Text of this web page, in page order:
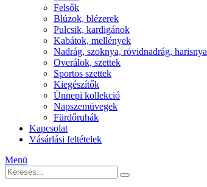
Felsők
Blúzok, blézerek
Pulcsik, kardigánok
Kabátok, mellények
Nadrág, szoknya, rövidnadrág, harisnya
Overálok, szettek
Sportos szettek
Kiegészítők
Ünnepi kollekció
Napszemüvegek
Fürdőruhák
Kapcsolat
Vásárlási feltételek
Menü